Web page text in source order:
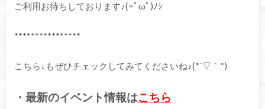
ご利用お待ちしております♪(=ﾟωﾟ)ﾉｼ
****************
こちら↓もぜひチェックしてみてくださいね♪(*´▽｀*)
・最新のイベント情報はこちら